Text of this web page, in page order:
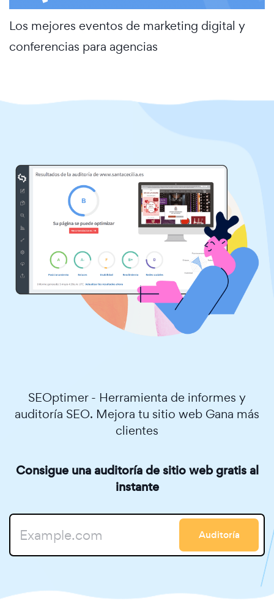
Los mejores eventos de marketing digital y
conferencias para agencias
SEOptimer - Herramienta de informes y
auditoría SEO. Mejora tu sitio web Gana más
clientes
Consigue una auditoría de sitio web gratis al
instante
Auditoría